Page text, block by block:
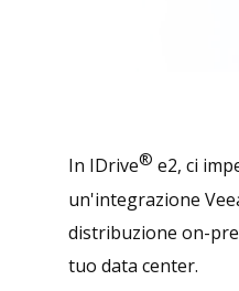
In IDrive® e2, ci
un'integrazione
distribuzione on-
tuo data center.